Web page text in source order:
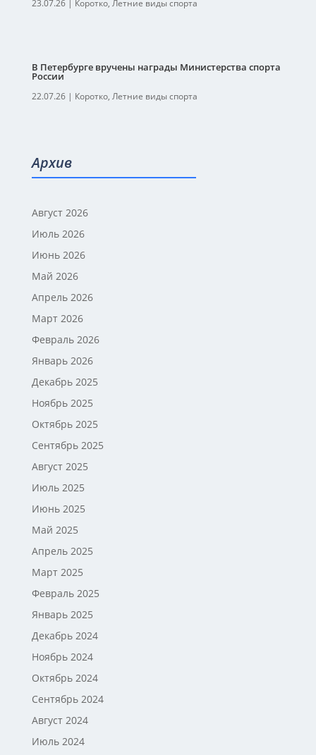
23.07.26| Коротко, Летние виды спорта
В Петербурге вручены награды Министерства спорта
России
22.07.26| Коротко, Летние виды спорта
Архив
Август 2026
Июль 2026
Июнь 2026
Май 2026
Апрель 2026
Март 2026
Февраль 2026
Январь 2026
Декабрь 2025
Ноябрь 2025
Октябрь 2025
Сентябрь 2025
Август 2025
Июль 2025
Июнь 2025
Май 2025
Апрель 2025
Март 2025
Февраль 2025
Январь 2025
Декабрь 2024
Ноябрь 2024
Октябрь 2024
Сентябрь 2024
Август 2024
Июль 2024